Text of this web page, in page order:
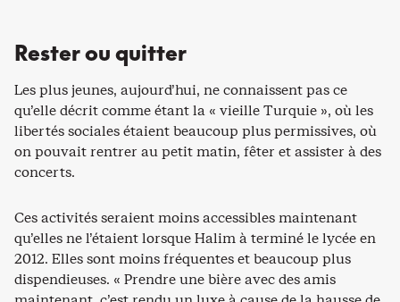
Rester ou quitter
Les plus jeunes, aujourd’hui, ne connaissent pas ce
qu’elle décrit comme étant la « vieille Turquie », où les
libertés sociales étaient beaucoup plus permissives, où
on pouvait rentrer au petit matin, fêter et assister à des
concerts.
Ces activités seraient moins accessibles maintenant
qu’elles ne l’étaient lorsque Halim à terminé le lycée en
2012. Elles sont moins fréquentes et beaucoup plus
dispendieuses. « Prendre une bière avec des amis